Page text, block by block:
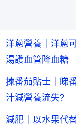
洋蔥營養｜洋蔥
湯護血管降血糖
揀番茄貼士｜睇
汁減營養流失?
減肥｜以水果代